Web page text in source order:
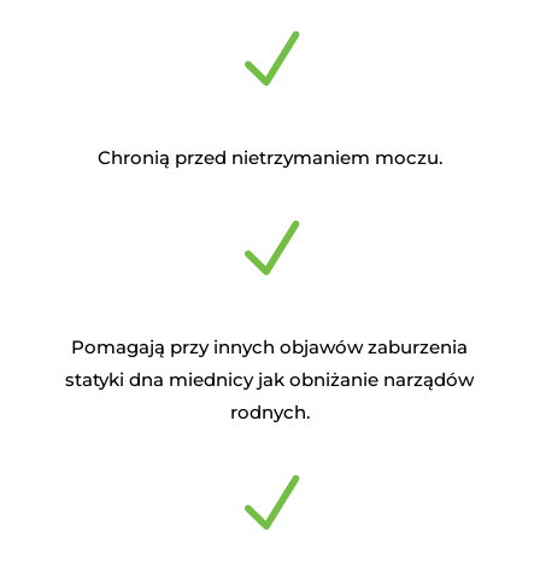
N
Chronią przed nietrzymaniem moczu.
N
Pomagają przy innych objawów zaburzenia
statyki dna miednicy jak obniżanie narządów
rodnych.
N